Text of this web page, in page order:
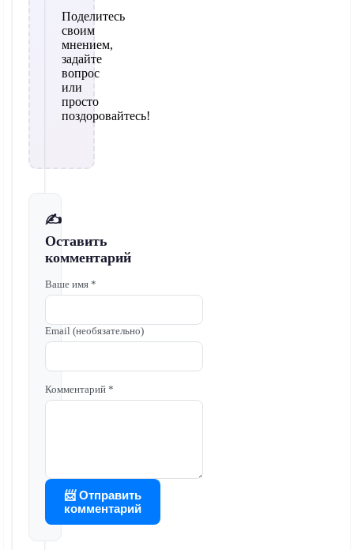
Поделитесь
своим
мнением,
задайте
вопрос
или
просто
поздоровайтесь!
✍️
Оставить
комментарий
Ваше имя *
Email (необязательно)
Комментарий *
📨 Отправить
комментарий